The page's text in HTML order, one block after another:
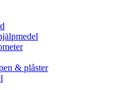
& plåster